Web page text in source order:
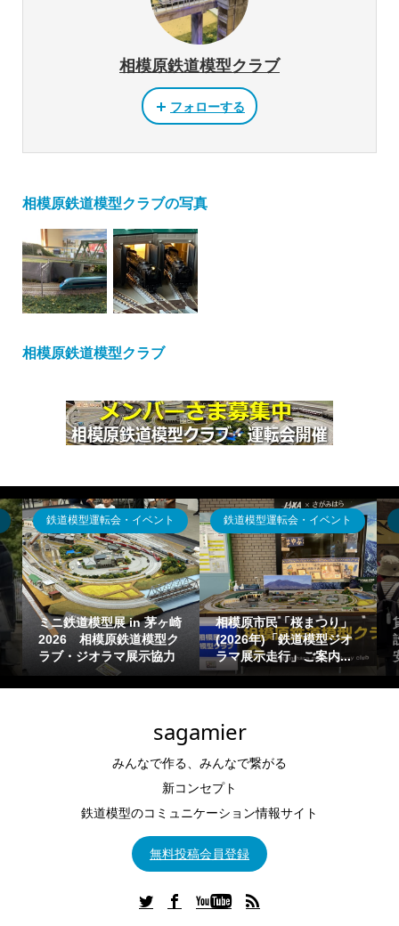
相模原鉄道模型クラブ
フォローする
相模原鉄道模型クラブの写真
相模原鉄道模型クラブ
型運転会・イベント
市民「桜まつり」
)「鉄道模型ジオ
走行」ご案内...
ジオラマ出張貸出
貸出可能ジオラマ(運搬・
設置タイプ)の概要一覧目
安【鉄道模型Nゲージ出...
ジオラマ出張
体験運転走行
型イベント設
マ走行」「お
sagamier
みんなで作る、みんなで繋がる
新コンセプト
鉄道模型のコミュニケーション情報サイト
無料投稿会員登録